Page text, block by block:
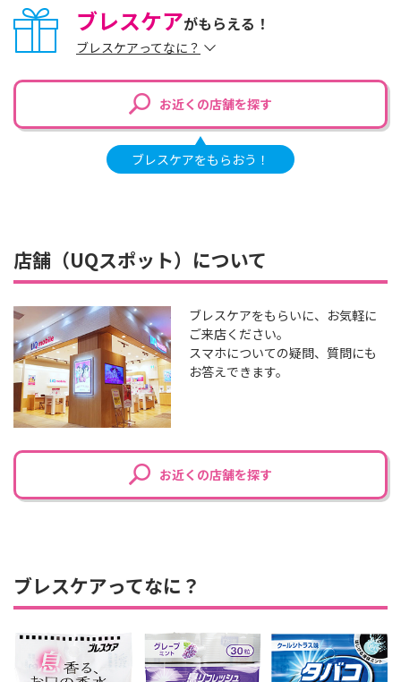
ブレスケアがもらえる！
ブレスケアってなに？
お近くの店舗を探す
ブレスケアをもらおう！
店舗（UQスポット）について
ブレスケアをもらいに、お気軽に
ご来店ください。
スマホについての疑問、質問にも
お答えできます。
お近くの店舗を探す
ブレスケアってなに？